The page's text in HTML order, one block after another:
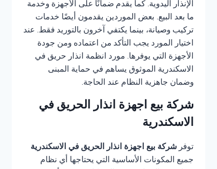
الإنذار اليدوية. كما يقدم ضمانًا على الأجهزة وخدمة
ما بعد البيع. بعض الموردين يقدمون أيضًا خدمات
تركيب وصيانة، بينما يكتفي آخرون بالتوريد فقط. عند
اختيار المورد يجب التأكد من اعتماده ومن جودة
الأجهزة التي يوفرها. مورد انظمة انذار حريق في
الاسكندرية الموثوق يساهم في حماية المبنى
وضمان جاهزية النظام عند الحاجة.
شركة بيع اجهزة انذار الحريق في
الاسكندرية
توفر شركة بيع اجهزة انذار الحريق في الاسكندرية
جميع المكونات الأساسية التي يحتاجها أي نظام